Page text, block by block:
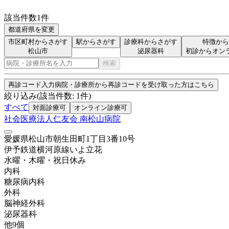
該当件数1件
都道府県を変更
市区町村からさがす
松山市
駅からさがす
診療科からさがす
泌尿器科
特徴か
初診からオン
検索
再診コード入力病院・診療所から再診コードを受け取った方はこちら
絞り込み(該当件数: 1件)
すべて
対面診療可 オンライン診療可
社会医療法人仁友会 南松山病院
愛媛県松山市朝生田町1丁目3番10号
伊予鉄道横河原線いよ立花
水曜・木曜・祝日 休み
内科
糖尿病内科
外科
脳神経外科
泌尿器科
他9個